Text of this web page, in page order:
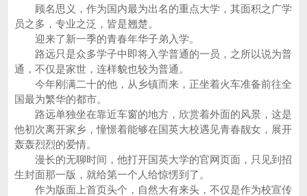
顾名思义，作为国内最为出名的重点大学，其面积之广学
员之多，专业之泛，皆是翘楚。
迎来了新一季的青春年华子弟入学。
路远只是众多学子中即将入学普通的一员，之所以说为普
通，不仅是家世，连样貌也较为普通。
今年刚满二十的他，从乡镇而来，正坐着火车准备前往全
国最为繁华的都市。
路远单独坐在靠近车窗的地方，欣赏着外面的风景，这是
他初次离开家乡，憧憬着能够在国英大校遇见青春靓女，展开
轰轰烈烈的爱情。
漫长的无聊时间，他打开国英大学的官网页面，只见到招
生封面那一版，就给第一个人给惊愣到了。
作为版面上首页头个，自然大有来头，不仅是作为校宣传